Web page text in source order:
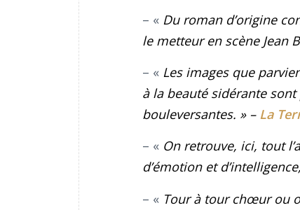
– « Du roman d’origine
le metteur en scène Jean
– « Les images que
à la beauté sidérante
bouleversantes. » – La
– « On retrouve, ici, tout
d’émotion et
– « Tour à tour chœur ou